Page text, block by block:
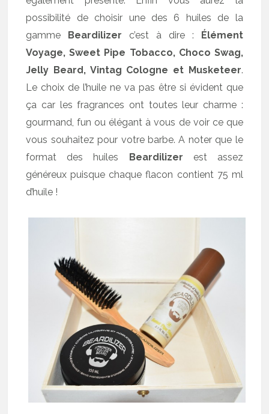
possibilité de choisir une des 6 huiles de la
gamme Beardilizer c’est à dire : Élément
Voyage, Sweet Pipe Tobacco, Choco Swag,
Jelly Beard, Vintag Cologne et Musketeer.
Le choix de l’huile ne va pas être si évident que
ça car les fragrances ont toutes leur charme :
gourmand, fun ou élégant à vous de voir ce que
vous souhaitez pour votre barbe. A noter que le
format des huiles Beardilizer est assez
généreux puisque chaque flacon contient 75 ml
d’huile !